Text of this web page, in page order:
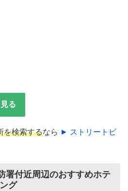
る
を検索するなら ► ストリートビ
署付近周辺のおすすめホテ
グ